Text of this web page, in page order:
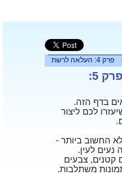
פרק 4: העלאה לרשת
פרק 5:
בדף הזה.
לכם ליצור
החשוב ביותר -
נעים לעין.
קטנים, צבעים
משתלבות.